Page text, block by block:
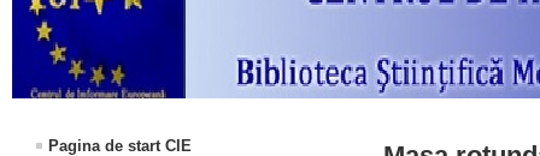
Pagina de start CIE